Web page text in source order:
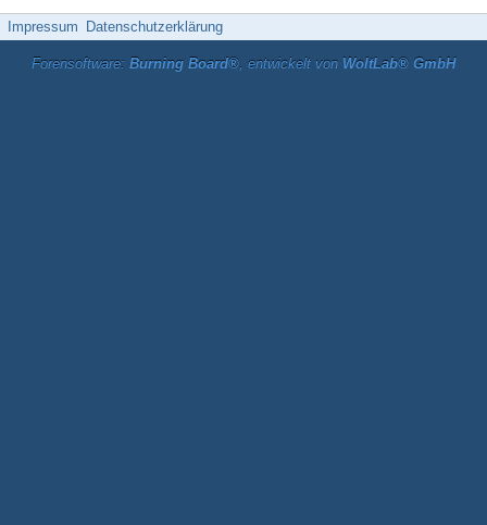
Impressum Datenschutzerklärung
Forensoftware: Burning Board®, entwickelt von WoltLab® GmbH